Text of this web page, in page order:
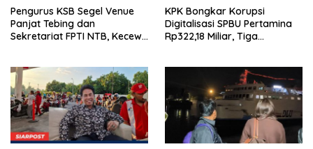
Pengurus KSB Segel Venue
Panjat Tebing dan
Sekretariat FPTI NTB, Kecewa
KPK Bongkar Korupsi
Digitalisasi SPBU Pertamina
Rp322,18 Miliar, Tiga